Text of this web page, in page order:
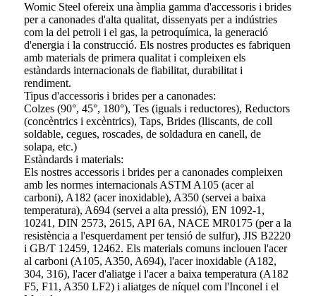
Womic Steel ofereix una àmplia gamma d'accessoris i brides
per a canonades d'alta qualitat, dissenyats per a indústries
com la del petroli i el gas, la petroquímica, la generació
d'energia i la construcció. Els nostres productes es fabriquen
amb materials de primera qualitat i compleixen els
estàndards internacionals de fiabilitat, durabilitat i
rendiment.
Tipus d'accessoris i brides per a canonades:
Colzes (90°, 45°, 180°), Tes (iguals i reductores), Reductors
(concèntrics i excèntrics), Taps, Brides (lliscants, de coll
soldable, cegues, roscades, de soldadura en canell, de
solapa, etc.)
Estàndards i materials:
Els nostres accessoris i brides per a canonades compleixen
amb les normes internacionals ASTM A105 (acer al
carboni), A182 (acer inoxidable), A350 (servei a baixa
temperatura), A694 (servei a alta pressió), EN 1092-1,
10241, DIN 2573, 2615, API 6A, NACE MR0175 (per a la
resistència a l'esquerdament per tensió de sulfur), JIS B2220
i GB/T 12459, 12462. Els materials comuns inclouen l'acer
al carboni (A105, A350, A694), l'acer inoxidable (A182,
304, 316), l'acer d'aliatge i l'acer a baixa temperatura (A182
F5, F11, A350 LF2) i aliatges de níquel com l'Inconel i el